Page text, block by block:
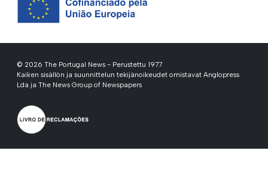
© 2026 The Portugal News - Perustettu 1977
Kaiken sisällön ja suunnittelun tekijänoikeudet omistavat Anglopress
Lda ja The News Group of Newspapers